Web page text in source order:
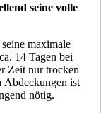
seine volle
maximale
14 Tagen bei
Zeit nur trocken
Abdeckungen ist
nötig.